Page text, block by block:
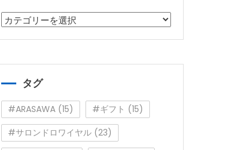
カ
リ
ー
タグ
#ARASAWA (15) #ギフト (15)
#サロンドロワイヤル (23)